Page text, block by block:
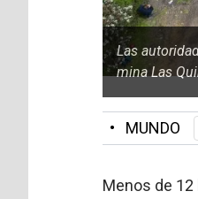
Las
mina Las
• MUNDO
Menos de